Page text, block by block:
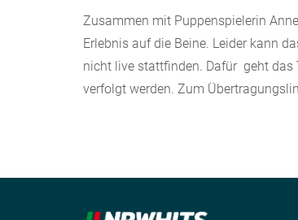
Zusammen mit Puppenspielerin
Erlebnis auf die Beine. Leider kann
nicht live stattfinden. Dafür geht das
verfolgt werden. Zum